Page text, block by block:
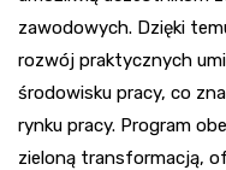
zawodowych. Dzięki
rozwój praktycznych
środowisku pracy, co
rynku pracy. Program
zieloną transformacją,